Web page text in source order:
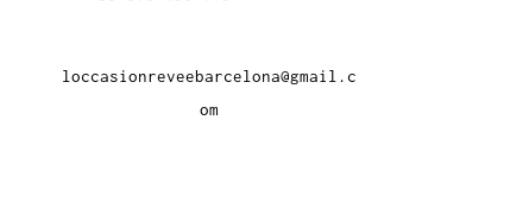
loccasionreveebarcelona@gmail.c
om